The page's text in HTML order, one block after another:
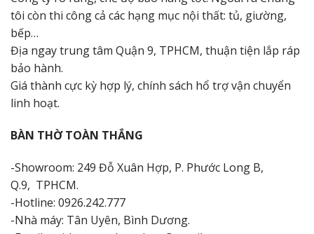
tôi còn thi công cả các hạng mục nội thất: tủ, giường,
bếp…
Địa ngay trung tâm Quận 9, TPHCM, thuận tiện lắp ráp
bảo hành.
Giá thành cực kỳ hợp lý, chính sách hổ trợ vận chuyển
linh hoạt.
BÀN THỜ TOÀN THẮNG
-Showroom: 249 Đỗ Xuân Hợp, P. Phước Long B,
Q.9, TPHCM.
-Hotline: 0926.242.777
-Nhà máy: Tân Uyên, Bình Dương.